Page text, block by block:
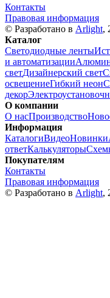
Контакты
Правовая информация
© Разработано в Arlight,
Каталог
Светодиодные ленты
и автоматизации
светДизайнерский свет
освещениеГибкий неон
декор
О компании
О насПроизводство
Информация
КаталогиВидеоНовинки
ответКалькуляторы
Покупателям
Контакты
Правовая информация
© Разработано в Arlight,